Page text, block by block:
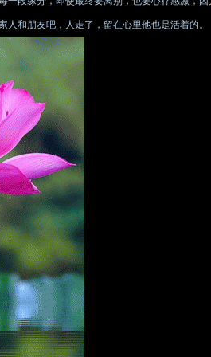
人和朋友吧，人走了，留在心里他也是活着的。